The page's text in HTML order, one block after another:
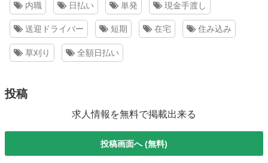
内職 日払い 単発 現金手渡し
送迎ドライバー 短期 在宅 住み込み
草刈り 全額日払い
投稿
求人情報を無料で掲載出来る
投稿画面へ (無料)